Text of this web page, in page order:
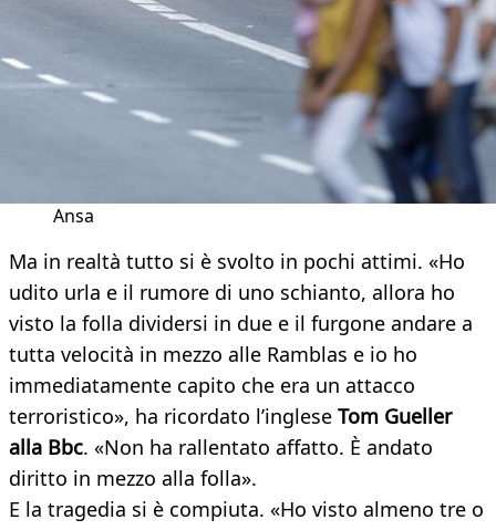
Ansa
Ma in realtà tutto si è svolto in pochi attimi. «Ho
udito urla e il rumore di uno schianto, allora ho
visto la folla dividersi in due e il furgone andare a
tutta velocità in mezzo alle Ramblas e io ho
immediatamente capito che era un attacco
terroristico», ha ricordato l’inglese Tom Gueller
alla Bbc. «Non ha rallentato affatto. È andato
diritto in mezzo alla folla».
E la tragedia si è compiuta. «Ho visto almeno tre o